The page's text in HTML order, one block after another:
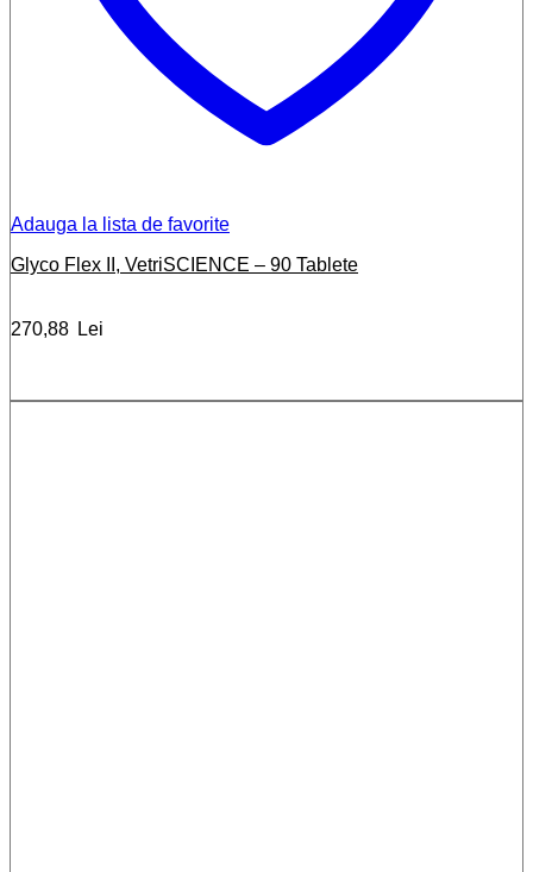
Adauga la lista de favorite
Glyco Flex II, VetriSCIENCE – 90 Tablete
270,88 Lei